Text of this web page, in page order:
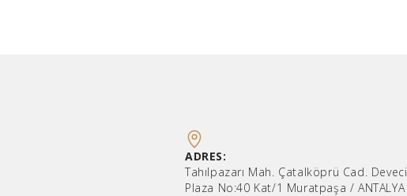
ADRES:
Tahılpazarı Mah. Çatalköprü Cad. Deveci
Plaza No:40 Kat/1 Muratpaşa / ANTALYA